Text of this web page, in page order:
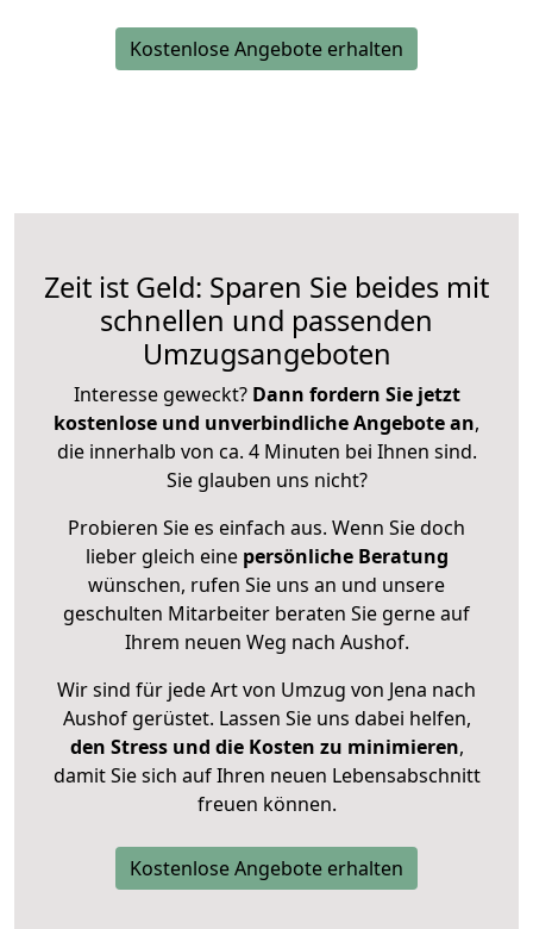
Kostenlose Angebote erhalten
Zeit ist Geld: Sparen Sie beides mit
schnellen und passenden
Umzugsangeboten
Interesse geweckt? Dann fordern Sie jetzt
kostenlose und unverbindliche Angebote an,
die innerhalb von ca. 4 Minuten bei Ihnen sind.
Sie glauben uns nicht?
Probieren Sie es einfach aus. Wenn Sie doch
lieber gleich eine persönliche Beratung
wünschen, rufen Sie uns an und unsere
geschulten Mitarbeiter beraten Sie gerne auf
Ihrem neuen Weg nach Aushof.
Wir sind für jede Art von Umzug von Jena nach
Aushof gerüstet. Lassen Sie uns dabei helfen,
den Stress und die Kosten zu minimieren,
damit Sie sich auf Ihren neuen Lebensabschnitt
freuen können.
Kostenlose Angebote erhalten